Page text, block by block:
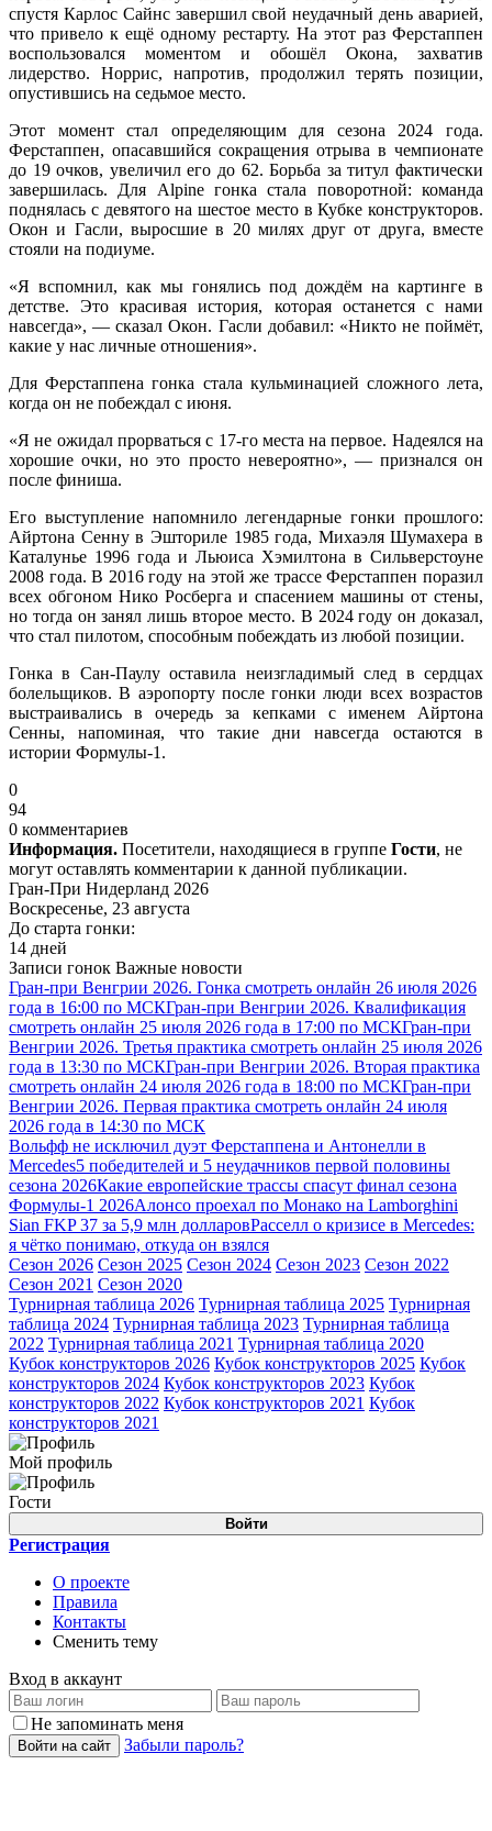
спустя Карлос Сайнс завершил свой неудачный день аварией,
что привело к ещё одному рестарту. На этот раз Ферстаппен
воспользовался моментом и обошёл Окона, захватив
лидерство. Норрис, напротив, продолжил терять позиции,
опустившись на седьмое место.
Этот момент стал определяющим для сезона 2024 года.
Ферстаппен, опасавшийся сокращения отрыва в чемпионате
до 19 очков, увеличил его до 62. Борьба за титул фактически
завершилась. Для Alpine гонка стала поворотной: команда
поднялась с девятого на шестое место в Кубке конструкторов.
Окон и Гасли, выросшие в 20 милях друг от друга, вместе
стояли на подиуме.
«Я вспомнил, как мы гонялись под дождём на картинге в
детстве. Это красивая история, которая останется с нами
навсегда», — сказал Окон. Гасли добавил: «Никто не поймёт,
какие у нас личные отношения».
Для Ферстаппена гонка стала кульминацией сложного лета,
когда он не побеждал с июня.
«Я не ожидал прорваться с 17-го места на первое. Надеялся на
хорошие очки, но это просто невероятно», — признался он
после финиша.
Его выступление напомнило легендарные гонки прошлого:
Айртона Сенну в Эшториле 1985 года, Михаэля Шумахера в
Каталунье 1996 года и Льюиса Хэмилтона в Сильверстоуне
2008 года. В 2016 году на этой же трассе Ферстаппен поразил
всех обгоном Нико Росберга и спасением машины от стены,
но тогда он занял лишь второе место. В 2024 году он доказал,
что стал пилотом, способным побеждать из любой позиции.
Гонка в Сан-Паулу оставила неизгладимый след в сердцах
болельщиков. В аэропорту после гонки люди всех возрастов
выстраивались в очередь за кепками с именем Айртона
Сенны, напоминая, что такие дни навсегда остаются в
истории Формулы-1.
0
94
0 комментариев
Информация. Посетители, находящиеся в группе Гости, не
могут оставлять комментарии к данной публикации.
Гран-При Нидерланд 2026
Воскресенье, 23 августа
До старта гонки:
14 дней
Записи гонок Важные новости
Гран-при Венгрии 2026. Гонка смотреть онлайн 26 июля 2026
года в 16:00 по МСКГран-при Венгрии 2026. Квалификация
смотреть онлайн 25 июля 2026 года в 17:00 по МСКГран-при
Венгрии 2026. Третья практика смотреть онлайн 25 июля 2026
года в 13:30 по МСКГран-при Венгрии 2026. Вторая практика
смотреть онлайн 24 июля 2026 года в 18:00 по МСКГран-при
Венгрии 2026. Первая практика смотреть онлайн 24 июля
2026 года в 14:30 по МСК
Вольфф не исключил дуэт Ферстаппена и Антонелли в
Mercedes5 победителей и 5 неудачников первой половины
сезона 2026Какие европейские трассы спасут финал сезона
Формулы-1 2026Алонсо проехал по Монако на Lamborghini
Sian FKP 37 за 5,9 млн долларовРасселл о кризисе в Mercedes:
я чётко понимаю, откуда он взялся
Сезон 2026 Сезон 2025 Сезон 2024 Сезон 2023 Сезон 2022
Сезон 2021 Сезон 2020
Турнирная таблица 2026 Турнирная таблица 2025 Турнирная
таблица 2024 Турнирная таблица 2023 Турнирная таблица
2022 Турнирная таблица 2021 Турнирная таблица 2020
Кубок конструкторов 2026 Кубок конструкторов 2025 Кубок
конструкторов 2024 Кубок конструкторов 2023 Кубок
конструкторов 2022 Кубок конструкторов 2021 Кубок
конструкторов 2021
Мой профиль
Гости
Войти
Регистрация
О проекте
Правила
Контакты
Сменить тему
Вход в аккаунт
Не запоминать меня
Войти на сайт Забыли пароль?